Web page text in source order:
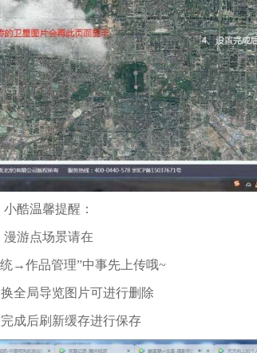
小酷温馨提醒：
漫游点场景请在
→作品管理”中事先上传哦~
全局导览图片可进行删除
成后刷新缓存进行保存